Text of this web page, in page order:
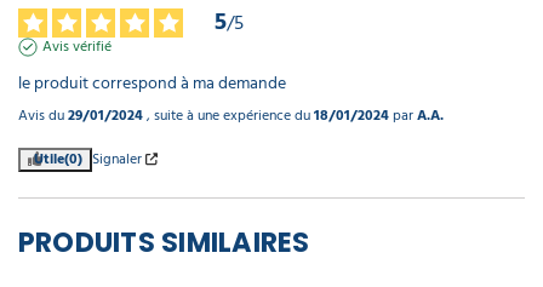
PRODUITS SIMILAIRES
5/5
Avis vérifié
le produit correspond à ma demande
Avis du29/01/2024, suite à une expérience du18/01/2024parA.A.
Utile(0) Signaler